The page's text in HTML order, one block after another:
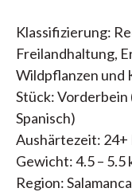
Klassifizierung:
Freilandhaltung,
Wildpflanzen und
Stück: Vorderbein
Spanisch)
Aushärtezeit: 24+
Gewicht: 4.5 – 5.5
Region: Salamanca